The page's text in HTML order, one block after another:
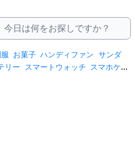
お菓子 ハンディファン サンダ
リー スマートウォッチ スマホケー